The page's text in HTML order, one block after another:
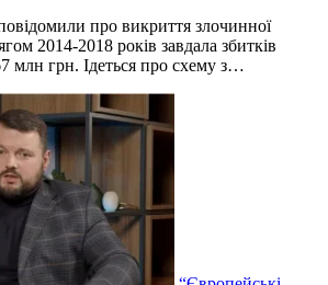
про викриття злочинної
2014-2018 років завдала збитків
млн грн. Ідеться про схему з…